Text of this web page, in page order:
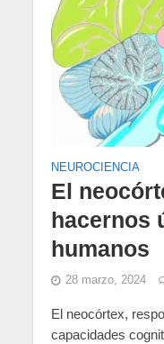
NEUROCIENCIA
El
hacernos
humanos
28 marzo, 2024
El neocórtex,
capacidades